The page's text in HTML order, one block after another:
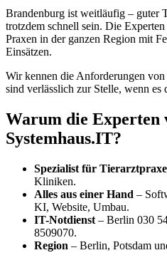
Brandenburg ist weitläufig – guter
trotzdem schnell sein. Die
Praxen in der ganzen Region mit
Einsätzen.
Wir kennen die Anforderungen
sind verlässlich zur Stelle, wenn es
Warum die Experten
Systemhaus.IT?
Spezialist für
Kliniken.
Alles aus einer Hand –
KI, Website, Umbau.
IT-Notdienst – Berlin 030
8509070.
Region – Berlin, Potsdam